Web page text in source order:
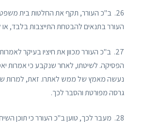
26. ב"כ העורר, תקף את החלטות בית
העורר בתנאים להבטחת התייצבות בלבד,
27. ב"כ העורר מכוון את חיציו בעיקר
הפסיקה. לשיטתו, לאחר שנקבע כי אמרות
נעשה מאמץ של ממש לאתרו. זאת, למרות
גרסה מפורטת והסבר לכך.
28. מעבר לכך, טוען ב"כ העורר כי תוכן